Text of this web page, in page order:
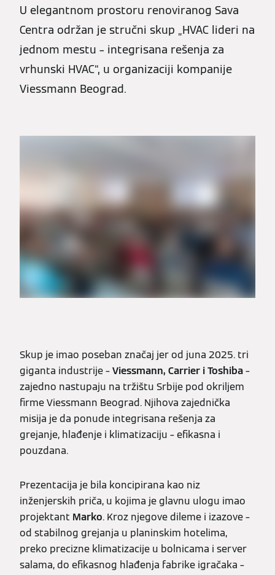
U elegantnom prostoru renoviranog Sava
Centra održan je stručni skup „HVAC lideri na
jednom mestu – integrisana rešenja za
vrhunski HVAC“, u organizaciji kompanije
Viessmann Beograd.
Skup je imao poseban značaj jer od juna 2025. tri
giganta industrije –Viessmann, Carrier i Toshiba–
zajedno nastupaju na tržištu Srbije pod okriljem
firme Viessmann Beograd. Njihova zajednička
misija je da ponude integrisana rešenja za
grejanje, hlađenje i klimatizaciju – efikasna i
pouzdana.
Prezentacija je bila koncipirana kao niz
inženjerskih priča, u kojima je glavnu ulogu imao
projektant Marko. Kroz njegove dileme i izazove –
od stabilnog grejanja u planinskim hotelima,
preko precizne klimatizacije u bolnicama i server
salama, do efikasnog hlađenja fabrike igračaka –